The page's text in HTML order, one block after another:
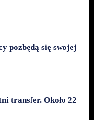
pozbędą się swojej
transfer. Około 22